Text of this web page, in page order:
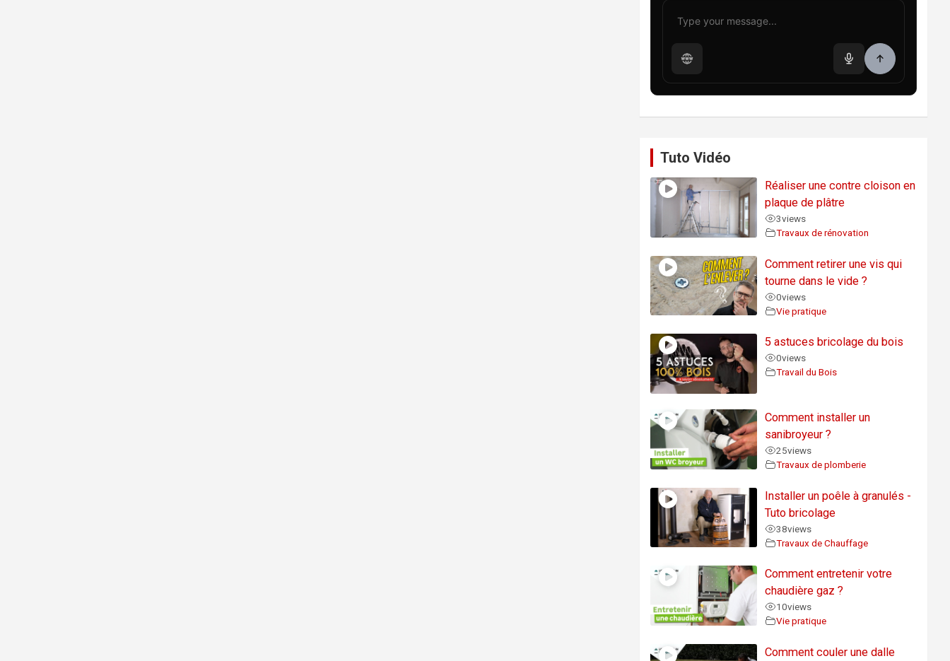
Tuto Vidéo
Réaliser une contre cloison en
plaque de plâtre
3views
Travaux de rénovation
Comment retirer une vis qui
tourne dans le vide ?
0views
Vie pratique
5 astuces bricolage du bois
0views
Travail du Bois
Comment installer un
sanibroyeur ?
25views
Travaux de plomberie
Installer un poêle à granulés -
Tuto bricolage
38views
Travaux de Chauffage
Comment entretenir votre
chaudière gaz ?
10views
Vie pratique
Comment couler une dalle